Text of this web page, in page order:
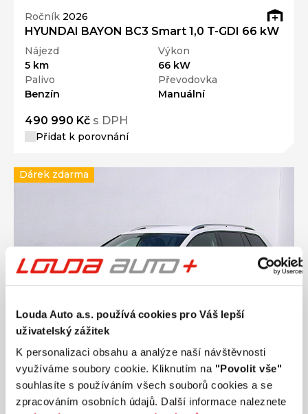
Louda Auto a.s. používá cookies pro Váš lepší
uživatelský zážitek
K personalizaci obsahu a analýze naší návštěvnosti
využíváme soubory cookie. Kliknutím na "Povolit vše"
souhlasíte s používáním všech souborů cookies a se
zpracováním osobních údajů. Další informace naleznete
Ročník 2026
HYUNDAI BAYON BC3 Smart 1,0 T-GDI 66 kW
Nájezd
5 km
Výkon
66 kW
Palivo
Benzín
Převodovka
Manuální
490 990 Kč s DPH
Přidat k porovnání
Ročník2019
VOLKSWAGEN GOLF 1.5 TGI 96 kW manuál,
Dárek zdarma